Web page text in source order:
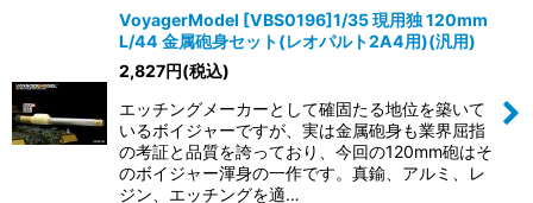
VoyagerModel [VBS0196]1/35 現用独 120mm
L/44 金属砲身セット(レオパルト2A4用)(汎用)
2,827円(税込)
エッチングメーカーとして確固たる地位を築いて
いるボイジャーですが、実は金属砲身も業界屈指
の考証と品質を誇っており、今回の120mm砲はそ
のボイジャー渾身の一作です。真鍮、アルミ、レ
ジン、エッチングを適…